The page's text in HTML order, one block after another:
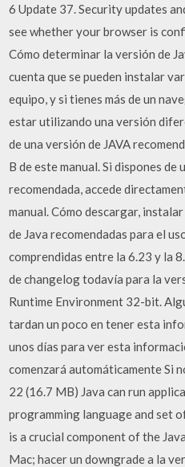
6 Update 37. Security updates
see whether your browser is
Cómo determinar la versión de
cuenta que se pueden instalar
equipo, y si tienes más de un
estar utilizando una versión
de una versión de JAVA
B de este manual. Si dispones de
recomendada, accede
manual. Cómo descargar,
de Java recomendadas para el
comprendidas entre la 6.23 y la
de changelog todavía para la
Runtime Environment 32-bit.
tardan un poco en tener esta
unos días para ver esta
comenzará automáticamente Si
22 (16.7 MB) Java can run
programming language and set
is a crucial component of the
Mac; hacer un downgrade a la